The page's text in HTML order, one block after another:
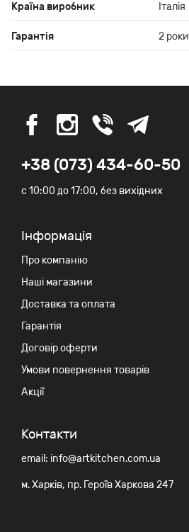
Країна виробник Італія
Гарантія 2 роки
+38 (073) 434-60-50
c 10:00 до 17:00, без вихідних
Iнформація
Про компанію
Наші магазини
Доставка та оплата
Гарантія
Договір оферти
Умови повернення товарів
Акції
Контакти
email: info@artkitchen.com.ua
м. Харків, пр. Героїв Харкова 247